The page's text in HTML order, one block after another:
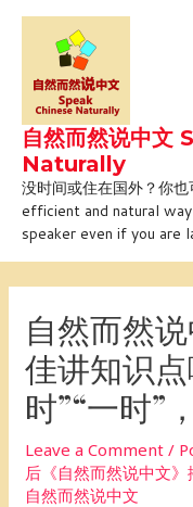
Skip
content
自然而然说中
Naturally
没时间或住在国外？你
efficient and natural
speaker even if you are
自然而然
佳讲知识
时”“一时”
Leave a Comment /
后《自然而然说中文》
自然而然说中文